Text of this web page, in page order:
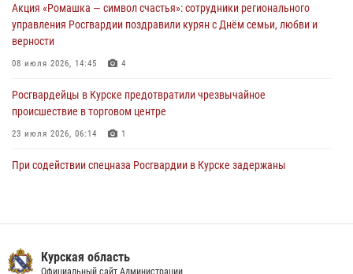
297 выездов по сигналу «тревога»
03 августа 2026, 09:46
Акция «Ромашка — символ счастья»: сотрудники регионального
управления Росгвардии поздравили курян с Днём семьи, любви и
верности
08 июля 2026, 14:45 4
Росгвардейцы в Курске предотвратили чрезвычайное
происшествие в торговом центре
23 июля 2026, 06:14 1
При содействии спецназа Росгвардии в Курске задержаны
первого этапа фотоконкурса «В объективе Росгвардия»
Курская область
Официальный сайт Администрации